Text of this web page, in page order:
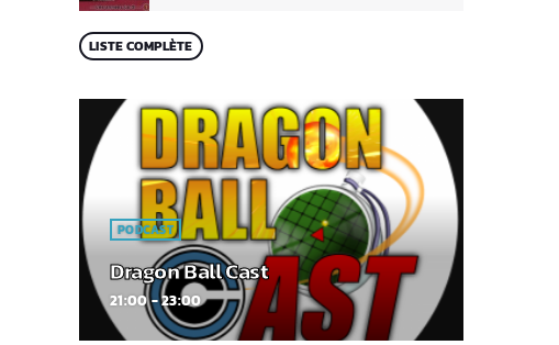
LISTE COMPLÈTE
PODCAST
Dragon Ball Cast
21:00 - 23:00